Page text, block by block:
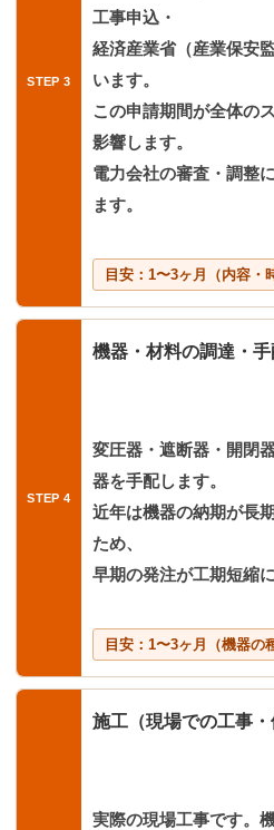
工事申込・
経済産業省（産業保安
います。
この申請期間が全体の
影響します。
電力会社の審査・調整
ます。
目安：1〜3ヶ月（内容・
機器・材料の調達・手
変圧器・遮断器・開閉
器を手配します。
近年は機器の納期が長
ため、
早期の発注が工期短縮
目安：1〜3ヶ月（機器の
施工（現場での工事・
実際の現場工事です。